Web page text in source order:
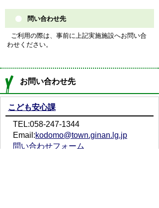
問い合わせ先
ご利用の際は、事前に上記実施施設へお問い合
わせください。
お問い合わせ先
こども安心課
TEL:058-247-1344
Email:kodomo@town.ginan.lg.jp
問い合わせフォーム